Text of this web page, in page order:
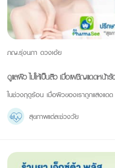
ภญ.รุ่งนภา ดวงเอ้ย
ดูแลผิว ไม่ให้เป็นสิว เมื่อเผชิญแดดหน้า
ในช่วงฤดูร้อน เมื่อผิวของเราถูกแสงแด
สุขภาพแต่ละช่วงวัย